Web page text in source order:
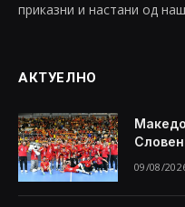
приказни и настани од
АКТУЕЛНО
09/08/